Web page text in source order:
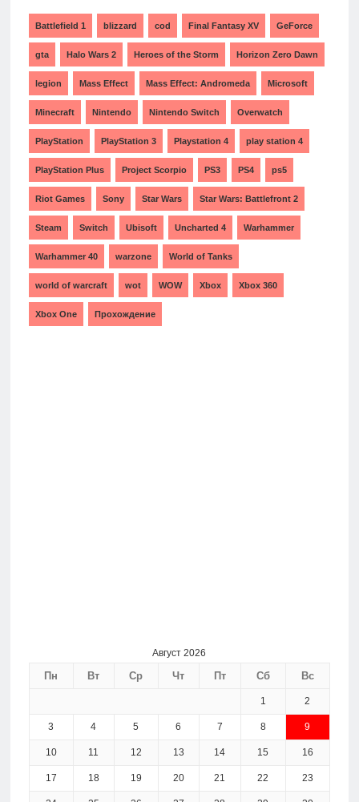
Battlefield 1 blizzard cod Final Fantasy XV GeForce
gta Halo Wars 2 Heroes of the Storm Horizon Zero Dawn
legion Mass Effect Mass Effect: Andromeda Microsoft
Minecraft Nintendo Nintendo Switch Overwatch
PlayStation PlayStation 3 Playstation 4 play station 4
PlayStation Plus Project Scorpio PS3 PS4 ps5
Riot Games Sony Star Wars Star Wars: Battlefront 2
Steam Switch Ubisoft Uncharted 4 Warhammer
Warhammer 40 warzone World of Tanks
world of warcraft wot WOW Xbox Xbox 360
Xbox One Прохождение
Август 2026
Пн Вт Ср Чт Пт Сб Вс
1 2
3 4 5 6 7 8 9
10 11 12 13 14 15 16
17 18 19 20 21 22 23